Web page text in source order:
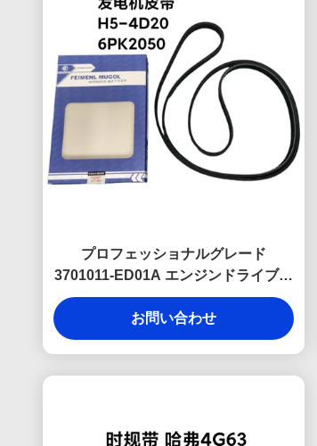
プロフェッショナルグレード
3701011-ED01A エンジンドライブベ
ルト 6PK2050 グレートウォール ハ
ーバル H5 4D20 ターボディーゼル
用、安定したパフォーマンスと長寿
お問い合わせ